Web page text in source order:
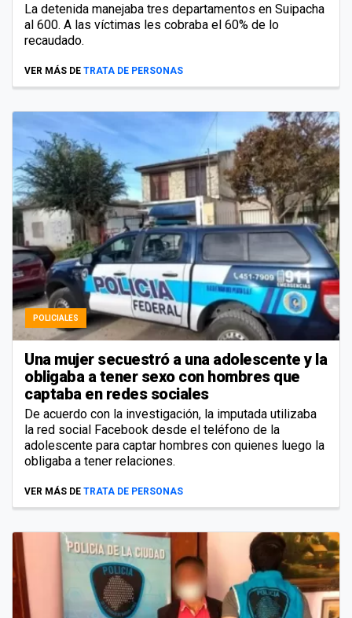
La detenida manejaba tres departamentos en Suipacha
al 600. A las víctimas les cobraba el 60% de lo
recaudado.
VER MÁS DE TRATA DE PERSONAS
POLICIALES
Una mujer secuestró a una adolescente y la
obligaba a tener sexo con hombres que
captaba en redes sociales
De acuerdo con la investigación, la imputada utilizaba
la red social Facebook desde el teléfono de la
adolescente para captar hombres con quienes luego la
obligaba a tener relaciones.
VER MÁS DE TRATA DE PERSONAS